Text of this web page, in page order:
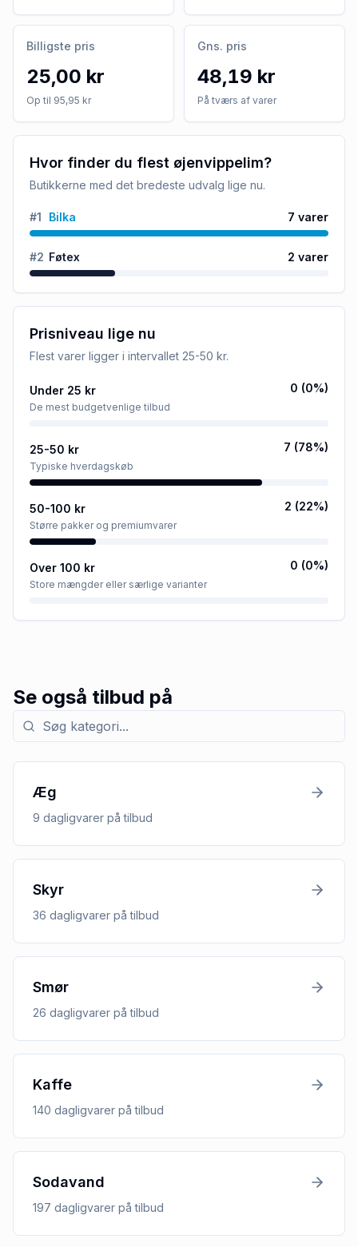
Billigste pris
25,00 kr
Op til 95,95 kr
Gns. pris
48,19 kr
På tværs af varer
Hvor finder du flest øjenvippelim?
Butikkerne med det bredeste udvalg lige nu.
#1 Bilka 7 varer
#2 Føtex 2 varer
Prisniveau lige nu
Flest varer ligger i intervallet 25-50 kr.
Under 25 kr
De mest budgetvenlige tilbud
0 (0%)
25-50 kr
Typiske hverdagskøb
7 (78%)
50-100 kr
Større pakker og premiumvarer
2 (22%)
Over 100 kr
Store mængder eller særlige varianter
0 (0%)
Se også tilbud på
Søg efter kategori med tilbud
Æg
9 dagligvarer på tilbud
Skyr
36 dagligvarer på tilbud
Smør
26 dagligvarer på tilbud
Kaffe
140 dagligvarer på tilbud
Sodavand
197 dagligvarer på tilbud